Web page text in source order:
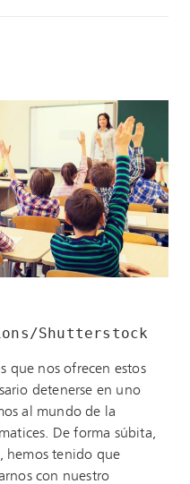
Shutterstock
que nos ofrecen estos
detenerse en uno
al mundo de la
De forma súbita,
hemos tenido que
con nuestro